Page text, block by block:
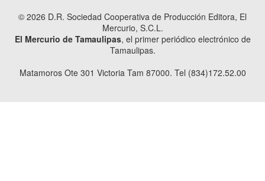
© 2026 D.R. Sociedad Cooperativa de Producción Editora, El
Mercurio, S.C.L.
El Mercurio de Tamaulipas, el primer periódico electrónico de
Tamaulipas.
Matamoros Ote 301 Victoria Tam 87000. Tel (834)172.52.00